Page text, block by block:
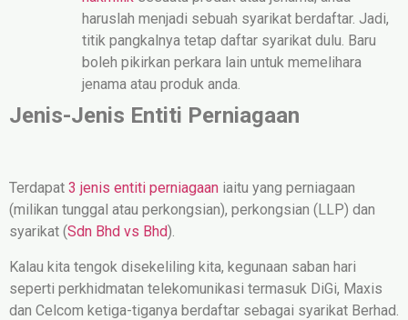
haruslah menjadi sebuah syarikat berdaftar. Jadi,
titik pangkalnya tetap daftar syarikat dulu. Baru
boleh pikirkan perkara lain untuk memelihara
jenama atau produk anda.
Jenis-Jenis Entiti Perniagaan
Terdapat 3 jenis entiti perniagaan iaitu yang perniagaan
(milikan tunggal atau perkongsian), perkongsian (LLP) dan
syarikat (Sdn Bhd vs Bhd).
Kalau kita tengok disekeliling kita, kegunaan saban hari
seperti perkhidmatan telekomunikasi termasuk DiGi, Maxis
dan Celcom ketiga-tiganya berdaftar sebagai syarikat Berhad.